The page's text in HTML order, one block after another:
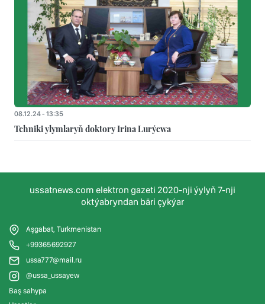
08.12.24 - 13:35
Tehniki ylymlaryň doktory Irina Lurýewa
ussatnews.com elektron gazeti 2020-nji ýylyň 7-nji
oktýabryndan bäri çykýar
Aşgabat, Turkmenistan
+99365692927
ussa777@mail.ru
@ussa_ussayew
Baş sahypa